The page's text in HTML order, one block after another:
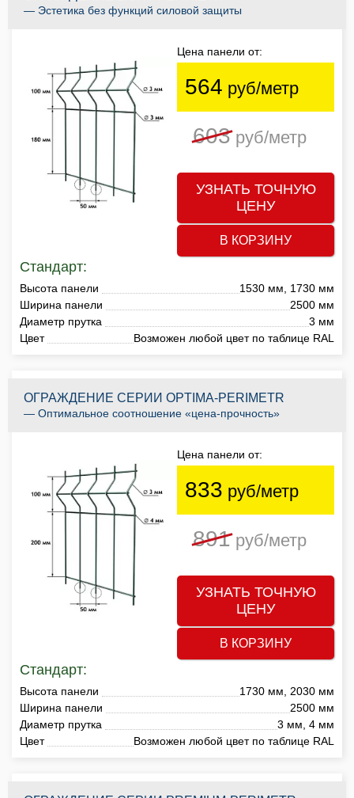
— Эстетика без функций силовой защиты
Цена панели от:
564 руб/метр
603руб/метр
УЗНАТЬ ТОЧНУЮ
ЦЕНУ
В КОРЗИНУ
Стандарт:
Высота панели
1530 мм, 1730 мм
Ширина панели
2500 мм
Диаметр прутка
3 мм
Цвет
Возможен любой цвет по таблице RAL
ОГРАЖДЕНИЕ СЕРИИ OPTIMA-PERIMETR
— Оптимальное соотношение «цена-прочность»
Цена панели от:
833 руб/метр
891руб/метр
УЗНАТЬ ТОЧНУЮ
ЦЕНУ
В КОРЗИНУ
Стандарт:
Высота панели
1730 мм, 2030 мм
Ширина панели
2500 мм
Диаметр прутка
3 мм, 4 мм
Цвет
Возможен любой цвет по таблице RAL